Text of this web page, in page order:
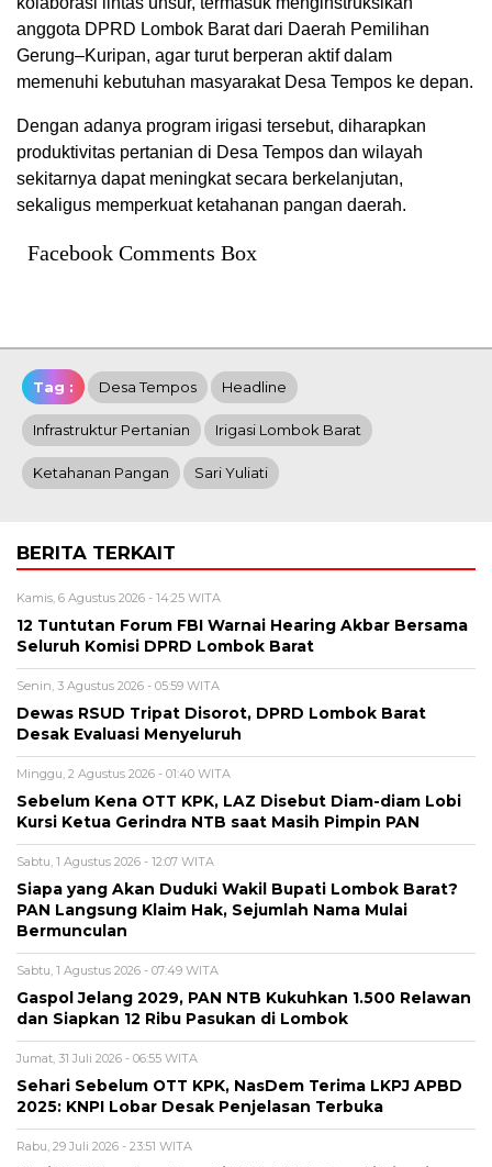
anggota DPRD Lombok Barat dari Daerah Pemilihan
Gerung–Kuripan, agar turut berperan aktif dalam
memenuhi kebutuhan masyarakat Desa Tempos ke depan.
Dengan adanya program irigasi tersebut, diharapkan
produktivitas pertanian di Desa Tempos dan wilayah
sekitarnya dapat meningkat secara berkelanjutan,
sekaligus memperkuat ketahanan pangan daerah.
Facebook Comments Box
Tag : Desa Tempos Headline
Infrastruktur Pertanian Irigasi Lombok Barat
Ketahanan Pangan Sari Yuliati
BERITA TERKAIT
Kamis, 6 Agustus 2026 - 14:25 WITA
12 Tuntutan Forum FBI Warnai Hearing Akbar Bersama
Seluruh Komisi DPRD Lombok Barat
Senin, 3 Agustus 2026 - 05:59 WITA
Dewas RSUD Tripat Disorot, DPRD Lombok Barat
Desak Evaluasi Menyeluruh
Minggu, 2 Agustus 2026 - 01:40 WITA
Sebelum Kena OTT KPK, LAZ Disebut Diam-diam Lobi
Kursi Ketua Gerindra NTB saat Masih Pimpin PAN
Sabtu, 1 Agustus 2026 - 12:07 WITA
Siapa yang Akan Duduki Wakil Bupati Lombok Barat?
PAN Langsung Klaim Hak, Sejumlah Nama Mulai
Bermunculan
Sabtu, 1 Agustus 2026 - 07:49 WITA
Gaspol Jelang 2029, PAN NTB Kukuhkan 1.500 Relawan
dan Siapkan 12 Ribu Pasukan di Lombok
Jumat, 31 Juli 2026 - 06:55 WITA
Sehari Sebelum OTT KPK, NasDem Terima LKPJ APBD
2025: KNPI Lobar Desak Penjelasan Terbuka
Rabu, 29 Juli 2026 - 23:51 WITA